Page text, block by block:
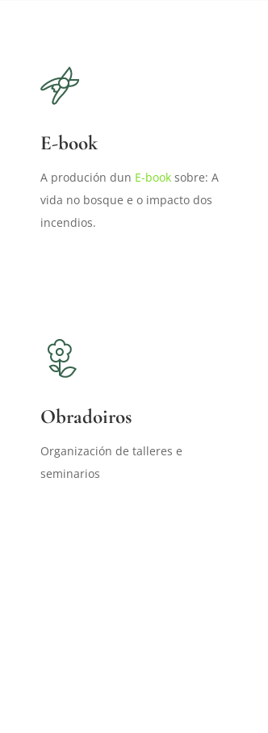
E-book
A produción dun E-booksobre: ​​A
vida no bosque e o impacto dos
incendios.
Obradoiros
Organización de talleres e
seminarios